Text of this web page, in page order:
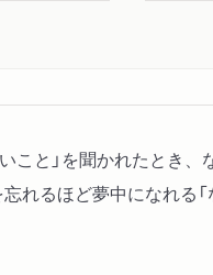
いこと」を聞かれたとき
れるほど夢中になれる「